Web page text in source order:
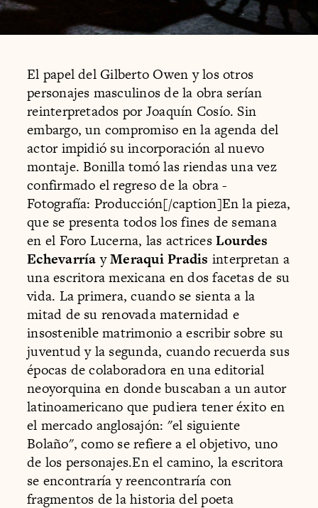
El papel del Gilberto Owen y los otros
personajes masculinos de la obra serían
reinterpretados por Joaquín Cosío. Sin
embargo, un compromiso en la agenda del
actor impidió su incorporación al nuevo
montaje. Bonilla tomó las riendas una vez
confirmado el regreso de la obra -
Fotografía: Producción[/caption]En la pieza,
que se presenta todos los fines de semana
en el Foro Lucerna, las actricesLourdes
EchevarríayMeraqui Pradis interpretan a
una escritora mexicana en dos facetas de su
vida. La primera, cuando se sienta a la
mitad de su renovada maternidad e
insostenible matrimonio a escribir sobre su
juventud y la segunda, cuando recuerda sus
épocas de colaboradora en una editorial
neoyorquina en donde buscaban a un autor
latinoamericano que pudiera tener éxito en
el mercado anglosajón: "el siguiente
Bolaño", como se refiere a el objetivo, uno
de los personajes.En el camino, la escritora
se encontraría y reencontraría con
fragmentos de la historia del poeta